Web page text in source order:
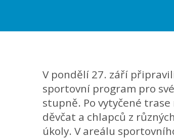
V pondělí 27. září
sportovní program pro
stupně. Po vytyčené
děvčat a chlapců z
úkoly. V areálu